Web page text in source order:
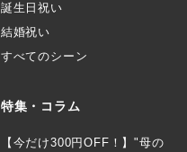
誕生日祝い
結婚祝い
すべてのシーン
特集・コラム
【今だけ300円OFF！】"母の